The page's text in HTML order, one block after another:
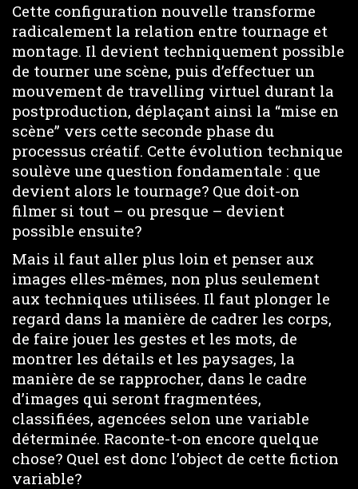
Cette configuration nouvelle transforme
radicalement la relation entre tournage et
montage. Il devient techniquement possible
de tourner une scène, puis d’effectuer un
mouvement de travelling virtuel durant la
postproduction, déplaçant ainsi la “mise en
scène” vers cette seconde phase du
processus créatif. Cette évolution technique
soulève une question fondamentale : que
devient alors le tournage? Que doit-on
filmer si tout – ou presque – devient
possible ensuite?
Mais il faut aller plus loin et penser aux
images elles-mêmes, non plus seulement
aux techniques utilisées. Il faut plonger le
regard dans la manière de cadrer les corps,
de faire jouer les gestes et les mots, de
montrer les détails et les paysages, la
manière de se rapprocher, dans le cadre
d’images qui seront fragmentées,
classifiées, agencées selon une variable
déterminée. Raconte-t-on encore quelque
chose? Quel est donc l’object de cette fiction
variable?